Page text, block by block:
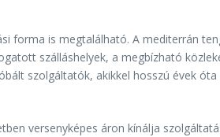
forma is megtalálható. A mediterrán
szálláshelyek, a megbízható
szolgáltatók, akikkel hosszú évek
versenyképes áron kínálja